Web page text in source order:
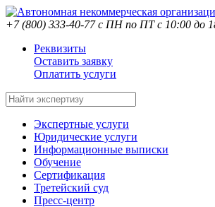
+7 (800) 333-40-77с ПН по ПТ с 10:00 до
Реквизиты
Оставить заявку
Оплатить услуги
Экспертные услуги
Юридические услуги
Информационные выписки
Обучение
Сертификация
Третейский суд
Пресс-центр